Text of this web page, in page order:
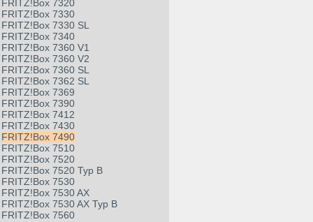
FRITZ!Box 7320
FRITZ!Box 7330
FRITZ!Box 7330 SL
FRITZ!Box 7340
FRITZ!Box 7360 V1
FRITZ!Box 7360 V2
FRITZ!Box 7360 SL
FRITZ!Box 7362 SL
FRITZ!Box 7369
FRITZ!Box 7390
FRITZ!Box 7412
FRITZ!Box 7430
FRITZ!Box 7490
FRITZ!Box 7510
FRITZ!Box 7520
FRITZ!Box 7520 Typ B
FRITZ!Box 7530
FRITZ!Box 7530 AX
FRITZ!Box 7530 AX Typ B
FRITZ!Box 7560